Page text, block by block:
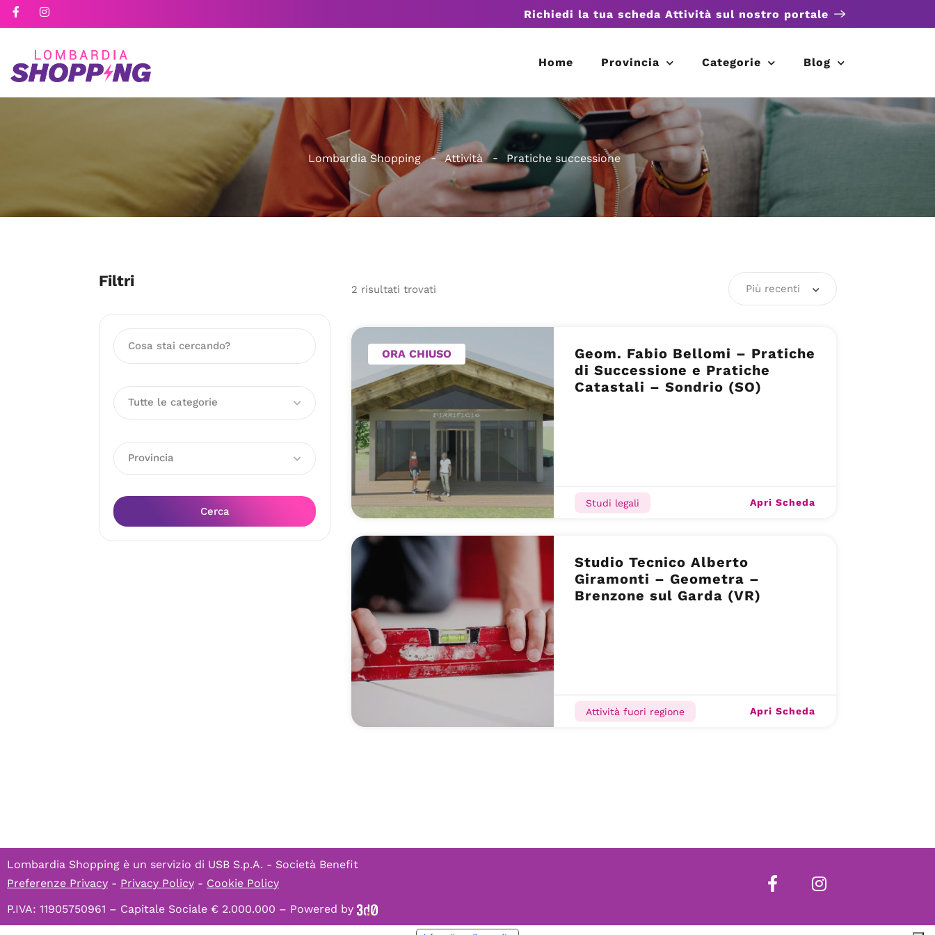
Richiedi la tua scheda Attività sul nostro portale
Home Provincia Categorie Blog
Lombardia Shopping Attività Pratiche successione
Filtri
Tutte le categorie
Provincia
Cerca
2 risultati trovati Più recenti
ORA CHIUSO
Geom. Fabio Bellomi – Pratiche
di Successione e Pratiche
Catastali – Sondrio (SO)
Studi legali Apri Scheda
Studio Tecnico Alberto
Giramonti – Geometra –
Brenzone sul Garda (VR)
Attività fuori regione Apri Scheda
Lombardia Shopping è un servizio di USB S.p.A. - Società Benefit
Preferenze Privacy - Privacy Policy - Cookie Policy
P.IVA: 11905750961 – Capitale Sociale € 2.000.000 – Powered by